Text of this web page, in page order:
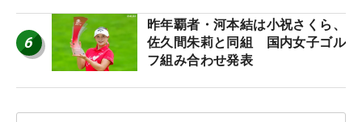
ア”】
6
昨年覇者・河本結は小祝さくら、
佐久間朱莉と同組 国内女子ゴル
フ組み合わせ発表